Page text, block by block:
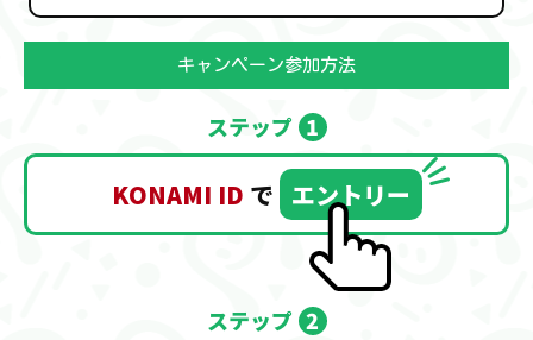
キャンペーン参加方法
ステップ 1
KONAMI ID で エントリー
ステップ 2